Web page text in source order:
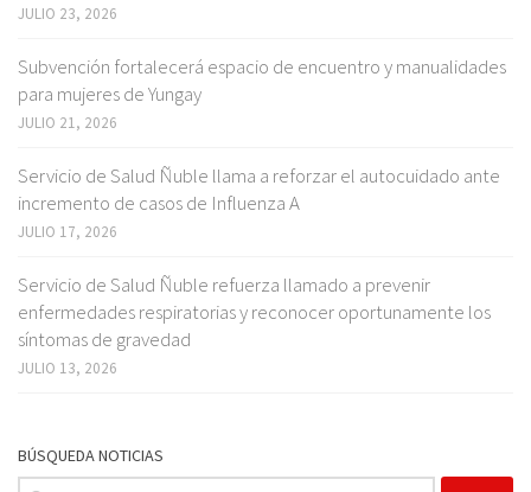
JULIO 23, 2026
Subvención fortalecerá espacio de encuentro y manualidades
para mujeres de Yungay
JULIO 21, 2026
Servicio de Salud Ñuble llama a reforzar el autocuidado ante
incremento de casos de Influenza A
JULIO 17, 2026
Servicio de Salud Ñuble refuerza llamado a prevenir
enfermedades respiratorias y reconocer oportunamente los
síntomas de gravedad
JULIO 13, 2026
BÚSQUEDA NOTICIAS